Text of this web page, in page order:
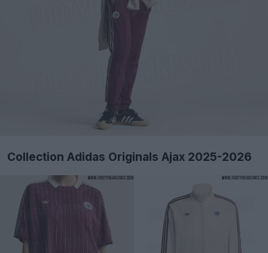
Collection Adidas Originals Ajax 2025-2026